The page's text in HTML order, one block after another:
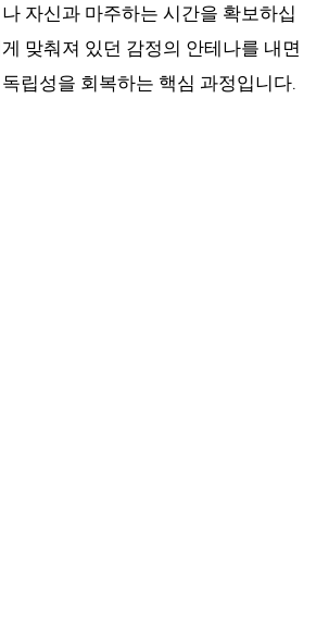
자신과 마주하는 시간을 확보하십
맞춰져 있던 감정의 안테나를 내면
립성을 회복하는 핵심 과정입니다.